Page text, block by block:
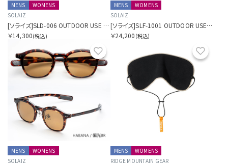
MENS
WOMENS
SOLAIZ
[ソライズ]SLD-006 OUTDOOR USE パリジャン 偏光モデル
￥14,300(税込)
MENS
WOMENS
SOLAIZ
[ソライズ]SLF-1001 OUTDOOR USE フリップアップ 偏光モデル
￥24,200 (税込)
お気に入り
MENS
WOMENS
SOLAIZ
MENS
WOMENS
RIDGE MOUNTAIN GEAR